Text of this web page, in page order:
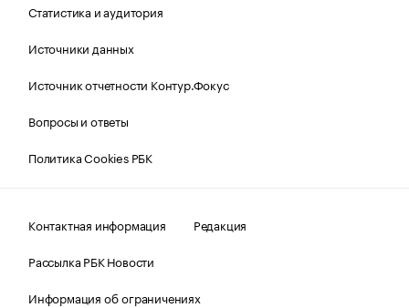
Статистика и аудитория
Источники данных
Источник отчетности Контур.Фокус
Вопросы и ответы
Политика Cookies РБК
Контактная информация
Редакция
Рассылка РБК Новости
Информация об ограничениях